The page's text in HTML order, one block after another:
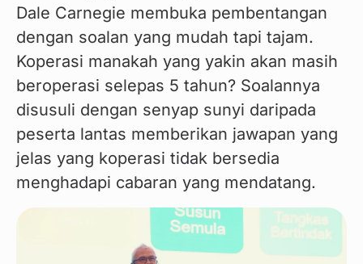
Dale Carnegie membuka pembentangan
dengan soalan yang mudah tapi tajam.
Koperasi manakah yang yakin akan masih
beroperasi selepas 5 tahun? Soalannya
disusuli dengan senyap sunyi daripada
peserta lantas memberikan jawapan yang
jelas yang koperasi tidak bersedia
menghadapi cabaran yang mendatang.